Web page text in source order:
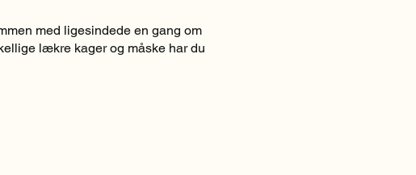
med ligesindede en gang om
lækre kager og måske har du